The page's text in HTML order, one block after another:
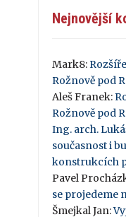
Nejnovější
Mark8:
Rožnově pod
Aleš Franek:
Rožnově pod
Ing. arch.
současnost i
konstrukcích
Pavel
se projedeme
Šmejkal Jan: